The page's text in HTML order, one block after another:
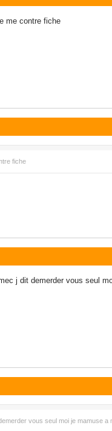
me contre fiche
fiche
j dit demerder vous seul
vous seul moi je mamuse a